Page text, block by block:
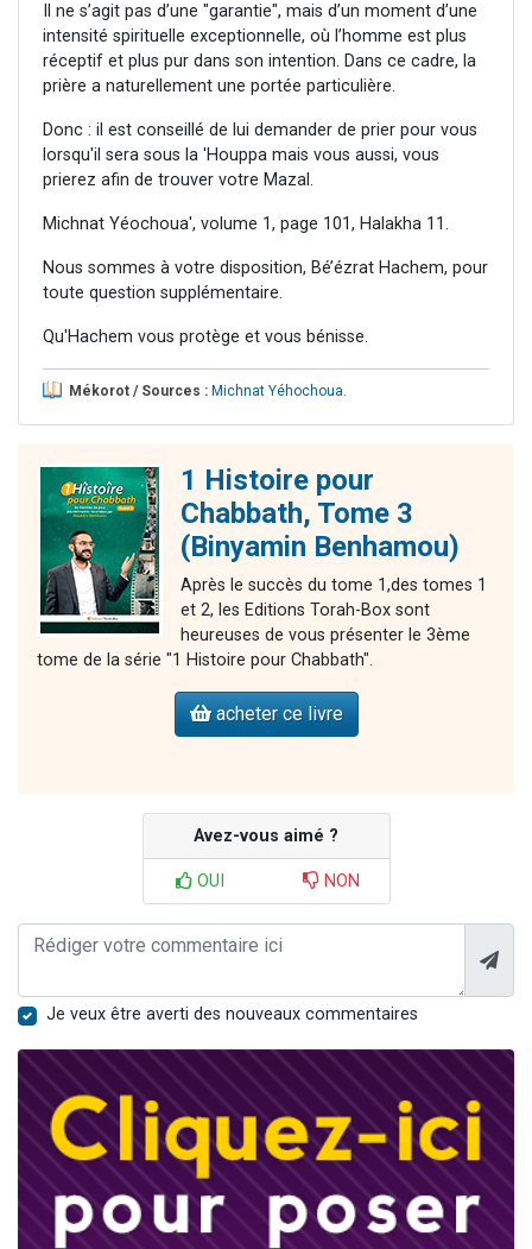
Il ne s’agit pas d’une "garantie", mais d’un moment d’une
intensité spirituelle exceptionnelle, où l’homme est plus
réceptif et plus pur dans son intention. Dans ce cadre, la
prière a naturellement une portée particulière.
Donc : il est conseillé de lui demander de prier pour vous
lorsqu'il sera sous la 'Houppa mais vous aussi, vous
prierez afin de trouver votre Mazal.
Michnat Yéochoua', volume 1, page 101, Halakha 11.
Nous sommes à votre disposition, Bé’ézrat Hachem, pour
toute question supplémentaire.
Qu'Hachem vous protège et vous bénisse.
Mékorot / Sources : Michnat Yéhochoua.
1 Histoire pour
Chabbath, Tome 3
(Binyamin Benhamou)
Après le succès du tome 1,des tomes 1
et 2, les Editions Torah-Box sont
heureuses de vous présenter le 3ème
tome de la série "1 Histoire pour Chabbath".
acheter ce livre
Avez-vous aimé ?
OUI NON
Je veux être averti des nouveaux commentaires